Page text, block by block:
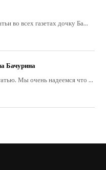
во всех газетах дочку Ба...
Бачурина
Мы очень надеемся что ...